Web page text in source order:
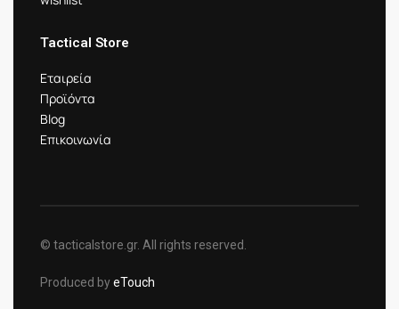
Tactical Store
Εταιρεία
Προϊόντα
Blog
Επικοινωνία
© tacticalstore.gr. All rights reserved.
Produced byeTouch